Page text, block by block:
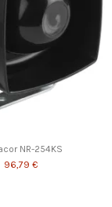
NR-254KS
96,79 €